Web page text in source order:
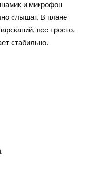
и микрофон
слышат. В плане
все просто,
стабильно.